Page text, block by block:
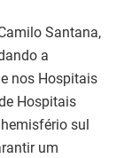
Santana,
a
nos Hospitais
Hospitais
sul
um